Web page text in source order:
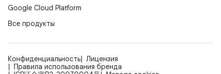
Google Cloud Platform
Все продукты
Конфиденциальность
Лицензия
Правила использования бренда